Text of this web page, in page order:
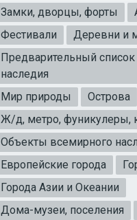
Замки, дворцы, форты
Фестивали
Деревни и
Предварительный
наследия
Мир природы
Острова
Ж/д, метро, фуникулеры,
Объекты всемирного
Европейские города
Города Азии и Океании
Дома-музеи, поселения